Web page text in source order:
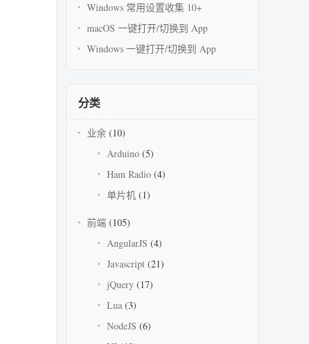
Windows 常用设置收集 10+
macOS 一键打开/切换到 App
Windows 一键打开/切换到 App
分类
业余 (10)
Arduino (5)
Ham Radio (4)
单片机 (1)
前端 (105)
AngularJS (4)
Javascript (21)
jQuery (17)
Lua (3)
NodeJS (6)